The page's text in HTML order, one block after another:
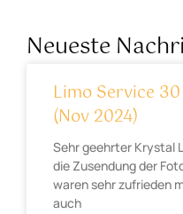
Neueste
Limo Service
(Nov 2024)
Sehr geehrter Krystal
die Zusendung der
waren sehr zufrieden
auch